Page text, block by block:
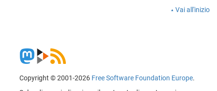
Vai all'inizio
Copyright © 2001-2026 Free Software Foundation Europe.